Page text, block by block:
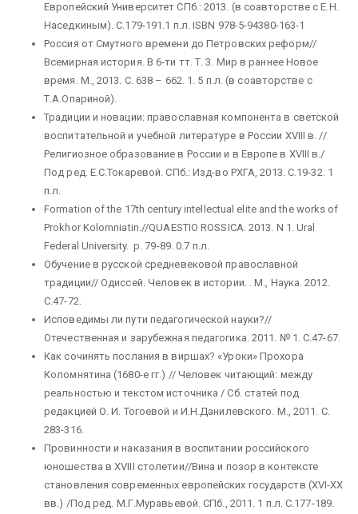
Европейский Университет СПб.: 2013. (в соавторстве с Е.Н.
Наседкиным). С.179-191.1 п.л. ISBN 978-5-94380-163-1
Россия от Смутного времени до Петровских реформ//
Всемирная история. В 6-ти тт. Т. 3. Мир в раннее Новое
время. М., 2013. С. 638 – 662. 1. 5 п.л. (в соавторстве с
Т.А.Опариной).
Традиции и новации: православная компонента в светской
воспитательной и учебной литературе в России XVIII в. //
Религиозное образование в России и в Европе в XVIII в./
Под ред. Е.С.Токаревой. СПб.: Изд-во РХГА, 2013. С.19-32. 1
п.л.
Formation of the 17th century intellectual elite and the works of
Prokhor Kolomniatin.//QUAESTIO ROSSICA. 2013. N 1. Ural
Federal University. p. 79-89. 0.7 п.л.
Обучение в русской средневековой православной
традиции// Одиссей. Человек в истории. . М., Наука. 2012.
С.47-72.
Исповедимы ли пути педагогической науки?//
Отечественная и зарубежная педагогика. 2011. № 1. С.47-67.
Как сочинять послания в виршах? «Уроки» Прохора
Коломнятина (1680-е гг.) // Человек читающий: между
реальностью и текстом источника / Сб. статей под
редакцией О. И. Тогоевой и И.Н.Данилевского. М., 2011. С.
283-316.
Провинности и наказания в воспитании российского
юношества в XVIII столетии//Вина и позор в контексте
становления современных европейских государств (XVI-XX
вв.) /Под ред. М.Г.Муравьевой. СПб., 2011. 1 п.л. С.177-189.